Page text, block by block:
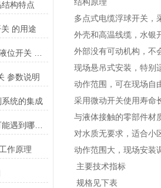
构特点
的用途
参数说明
统的集成
浮球液位控制器在使用时可能遇到哪些问题?如何解决?
作原理
多点式电缆浮球开关，
外壳和高温线缆，水银
外部没有可动机构，不
现场悬吊式安装，特别
动作范围，可在现场自
采用微动开关使用寿命
与液体接触的零部件材
对水质无要求，适合小
动作范围大，现场安装
主要技术指标
规格见下表